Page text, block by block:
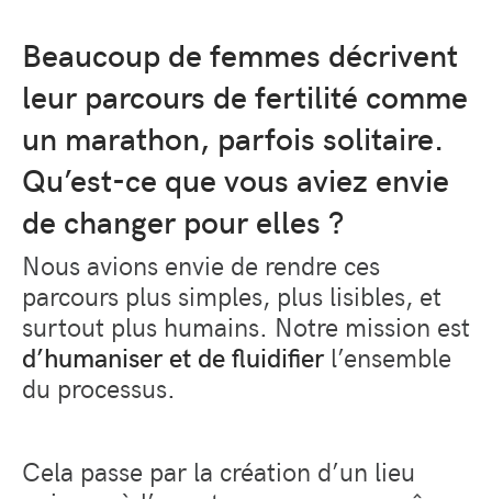
Beaucoup de femmes décrivent
leur parcours de fertilité comme
un marathon, parfois solitaire.
Qu’est-ce que vous aviez envie
de changer pour elles ?
Nous avions envie de rendre ces
parcours plus simples, plus lisibles, et
surtout plus humains. Notre mission est
d’humaniser et de fluidifierl’ensemble
du processus.
Cela passe par la création d’un lieu